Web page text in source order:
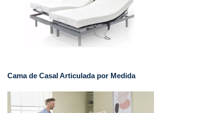
Cama de Casal Articulada por Medida